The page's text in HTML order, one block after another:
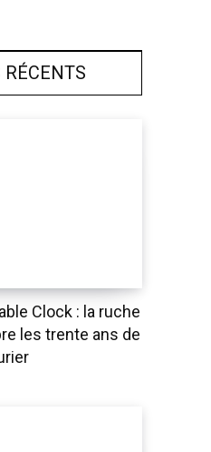
RÉCENTS
Clock : la ruche
les trente ans de